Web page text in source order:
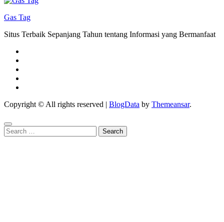
Gas Tag
Situs Terbaik Sepanjang Tahun tentang Informasi yang Bermanfaat
Copyright © All rights reserved | BlogData by Themeansar.
Search
for: